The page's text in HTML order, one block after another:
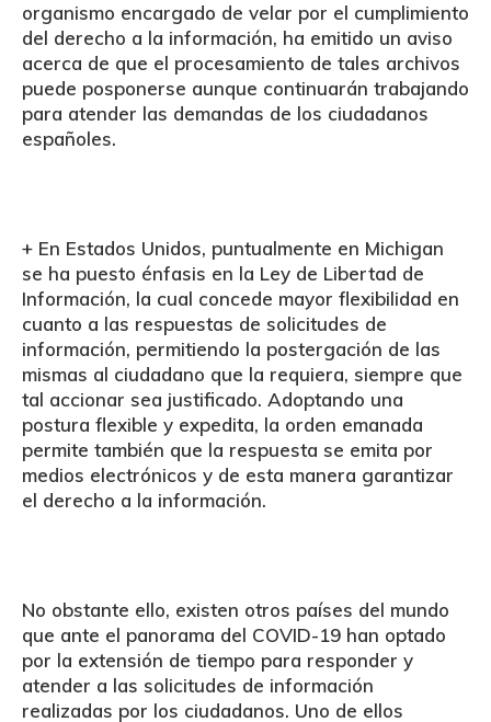
organismo encargado de velar por el cumplimiento
del derecho a la información, ha emitido un aviso
acerca de que el procesamiento de tales archivos
puede posponerse aunque continuarán trabajando
para atender las demandas de los ciudadanos
españoles.
+ En Estados Unidos, puntualmente en Michigan
se ha puesto énfasis en la Ley de Libertad de
Información, la cual concede mayor flexibilidad en
cuanto a las respuestas de solicitudes de
información, permitiendo la postergación de las
mismas al ciudadano que la requiera, siempre que
tal accionar sea justificado. Adoptando una
postura flexible y expedita, la orden emanada
permite también que la respuesta se emita por
medios electrónicos y de esta manera garantizar
el derecho a la información.
No obstante ello, existen otros países del mundo
que ante el panorama del COVID-19 han optado
por la extensión de tiempo para responder y
atender a las solicitudes de información
realizadas por los ciudadanos. Uno de ellos